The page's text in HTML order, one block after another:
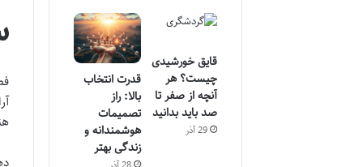
قایق خورشیدی
چیست؟ هر
آنچه از صفر تا
صد باید بدانید
29 آذر
قدرت انتخاب
بالا: راز
تصمیمات
هوشمندانه و
زندگی بهتر